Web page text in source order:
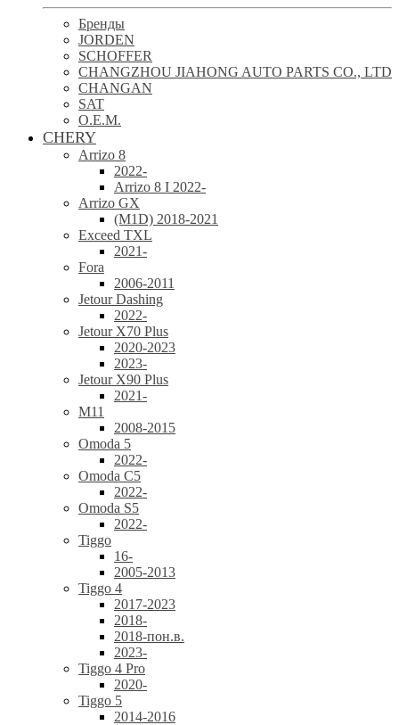
Бренды
JORDEN
SCHOFFER
CHANGZHOU JIAHONG AUTO PARTS CO., LTD
CHANGAN
SAT
O.E.M.
CHERY
Arrizo 8
2022-
Arrizo 8 I 2022-
Arrizo GX
(M1D) 2018-2021
Exceed TXL
2021-
Fora
2006-2011
Jetour Dashing
2022-
Jetour X70 Plus
2020-2023
2023-
Jetour X90 Plus
2021-
M11
2008-2015
Omoda 5
2022-
Omoda C5
2022-
Omoda S5
2022-
Tiggo
16-
2005-2013
Tiggo 4
2017-2023
2018-
2018-пон.в.
2023-
Tiggo 4 Pro
2020-
Tiggo 5
2014-2016